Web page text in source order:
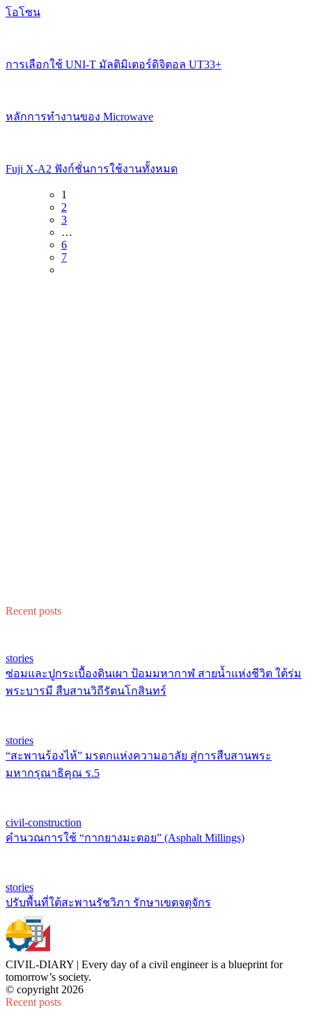
โอโซน
การเลือกใช้ UNI-T มัลติมิเตอร์ดิจิตอล UT33+
หลักการทำงานของ Microwave
Fuji X-A2 ฟังก์ชั่นการใช้งานทั้งหมด
1
2
3
…
6
7
Recent posts
stories
ซ่อมและปูกระเบื้องดินเผา ป้อมมหากาฬ สายน้ำแห่งชีวิต ใต้ร่ม
พระบารมี สืบสานวิถีรัตนโกสินทร์
stories
“สะพานร้องไห้” มรดกแห่งความอาลัย สู่การสืบสานพระ
มหากรุณาธิคุณ ร.5
civil-construction
คำนวณการใช้ “กากยางมะตอย” (Asphalt Millings)
stories
ปรับพื้นที่ใต้สะพานรัชวิภา รักษาเขตจตุจักร
CIVIL-DIARY | Every day of a civil engineer is a blueprint for
tomorrow’s society.
© copyright 2026
Recent posts